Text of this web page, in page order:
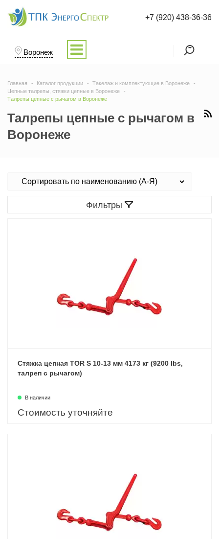
Воронеж
+7 (920) 438-36-36
Главная Каталог продукции
Такелаж и комплектующие в Воронеже
Цепные талрепы, стяжки цепные в Воронеже
Талрепы цепные с рычагом в Воронеже
Талрепы цепные с рычагом в
Воронеже
Фильтры
Стяжка цепная TOR S 10-13 мм 4173 кг (9200 lbs,
талреп с рычагом)
В наличии
Стоимость уточняйте